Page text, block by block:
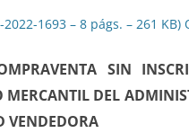
2022-1693 – 8 págs. – 261 KB)
SIN
MERCANTIL DEL
VENDEDORA